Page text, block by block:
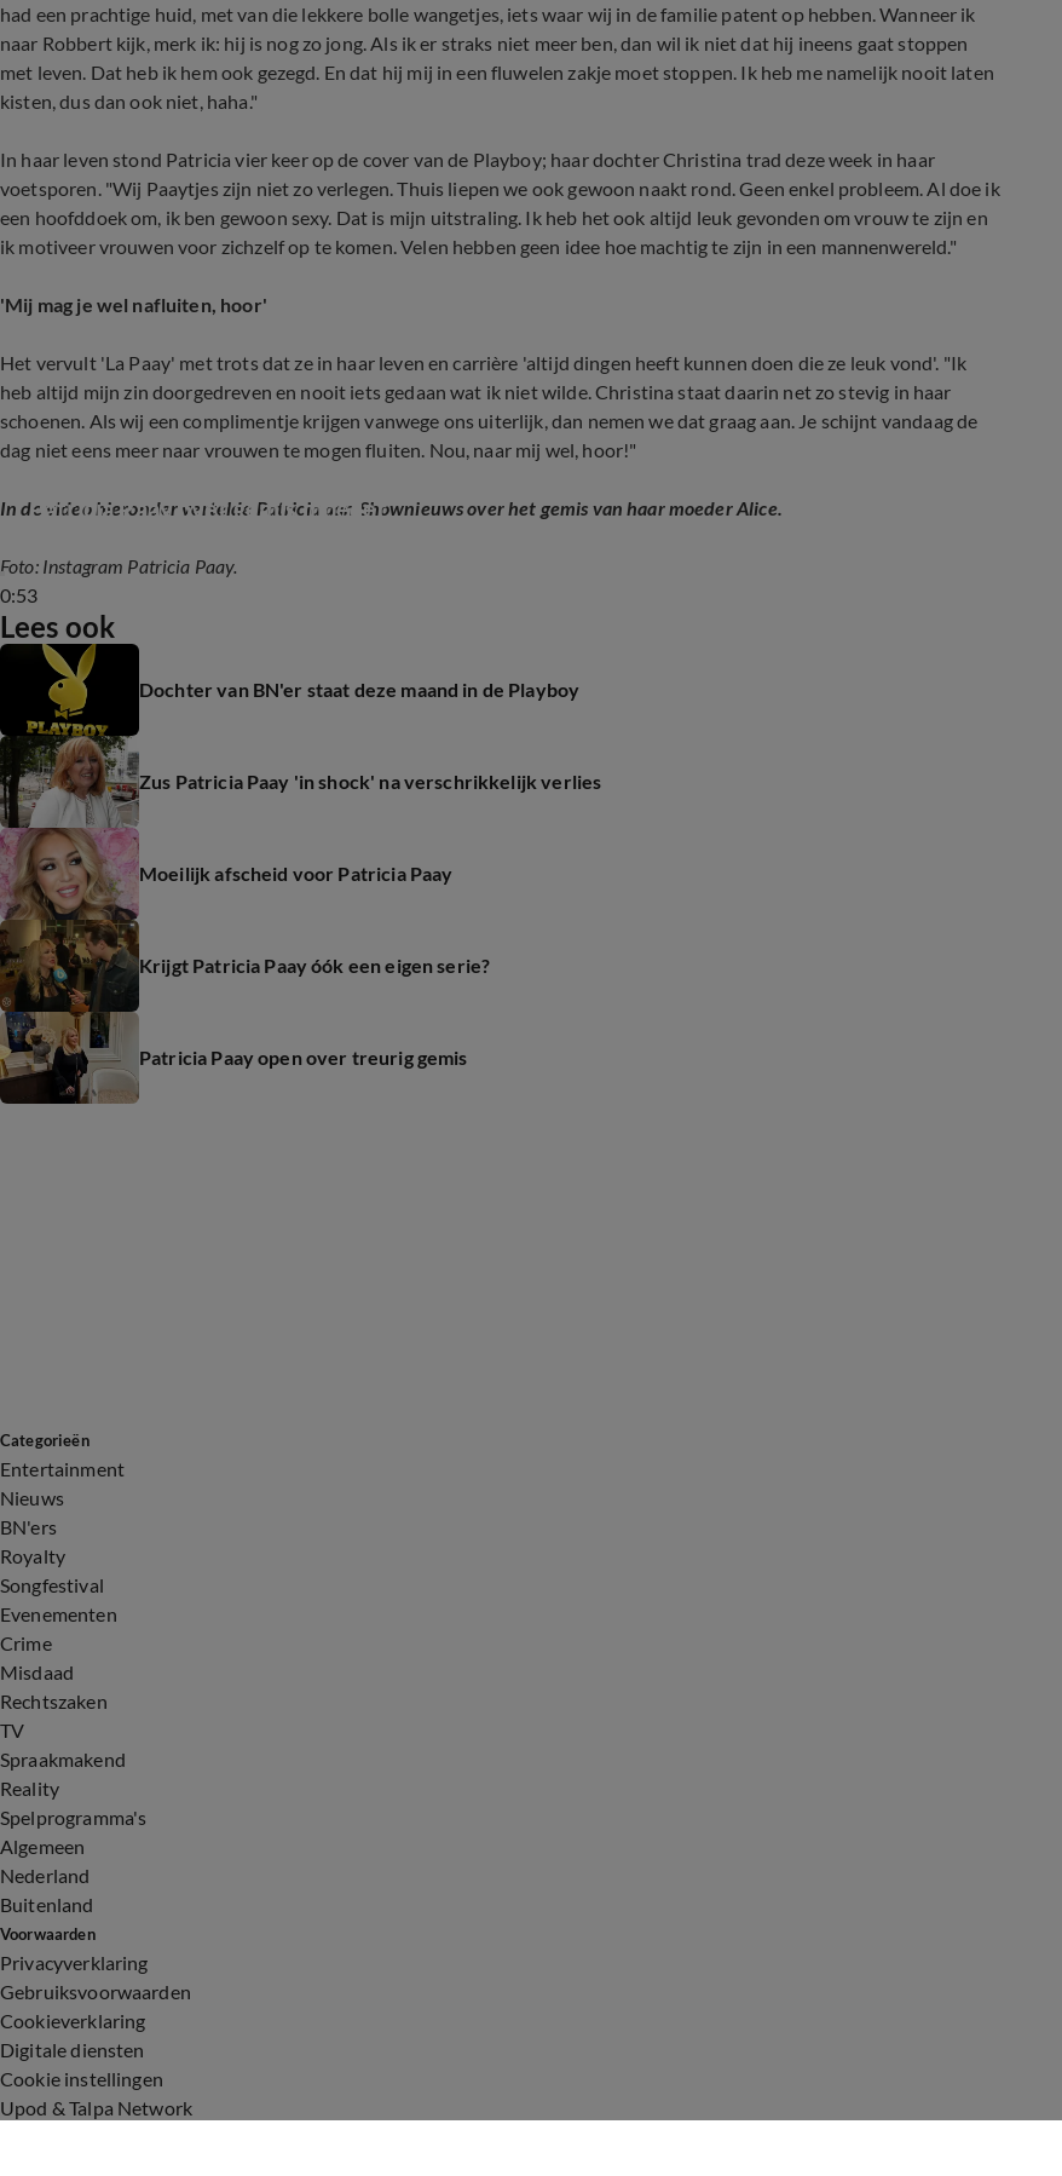
had een prachtige huid, met van die lekkere bolle wangetjes, iets waar wij in de familie patent op hebben. Wanneer ik
naar Robbert kijk, merk ik: hij is nog zo jong. Als ik er straks niet meer ben, dan wil ik niet dat hij ineens gaat stoppen
met leven. Dat heb ik hem ook gezegd. En dat hij mij in een fluwelen zakje moet stoppen. Ik heb me namelijk nooit laten
kisten, dus dan ook niet, haha."
In haar leven stond Patricia vier keer op de cover van de Playboy; haar dochter Christina trad deze week in haar
voetsporen. "Wij Paaytjes zijn niet zo verlegen. Thuis liepen we ook gewoon naakt rond. Geen enkel probleem. Al doe ik
een hoofddoek om, ik ben gewoon sexy. Dat is mijn uitstraling. Ik heb het ook altijd leuk gevonden om vrouw te zijn en
ik motiveer vrouwen voor zichzelf op te komen. Velen hebben geen idee hoe machtig te zijn in een mannenwereld."
'Mij mag je wel nafluiten, hoor'
Het vervult 'La Paay' met trots dat ze in haar leven en carrière 'altijd dingen heeft kunnen doen die ze leuk vond'. "Ik
heb altijd mijn zin doorgedreven en nooit iets gedaan wat ik niet wilde. Christina staat daarin net zo stevig in haar
schoenen. Als wij een complimentje krijgen vanwege ons uiterlijk, dan nemen we dat graag aan. Je schijnt vandaag de
dag niet eens meer naar vrouwen te mogen fluiten. Nou, naar mij wel, hoor!"
In de video hieronder vertelde Patricia aan Shownieuws over het gemis van haar moeder Alice.
0:53
Patricia Paay over gemis moeder
Foto: Instagram Patricia Paay.
Lees ook
Dochter van BN'er staat deze maand in de Playboy
Zus Patricia Paay 'in shock' na verschrikkelijk verlies
Moeilijk afscheid voor Patricia Paay
Krijgt Patricia Paay óók een eigen serie?
Patricia Paay open over treurig gemis
Categorieën
Entertainment
Nieuws
BN'ers
Royalty
Songfestival
Evenementen
Crime
Misdaad
Rechtszaken
TV
Spraakmakend
Reality
Spelprogramma's
Algemeen
Nederland
Buitenland
Voorwaarden
Privacyverklaring
Gebruiksvoorwaarden
Cookieverklaring
Digitale diensten
Cookie instellingen
Upod & Talpa Network